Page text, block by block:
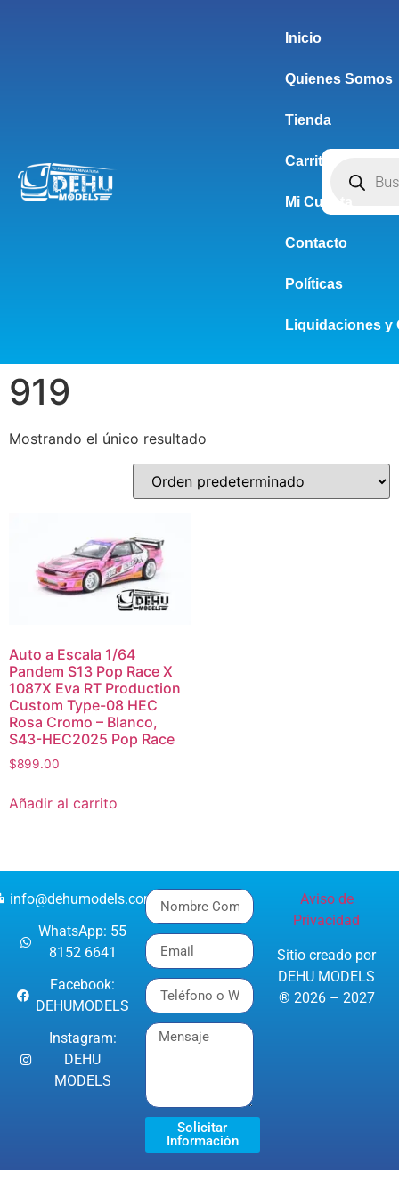
Inicio
Quienes Somos
Tienda
Carrito
Mi Cuenta
Contacto
Políticas
Liquidaciones y
919
Mostrando el único resultado
Auto a Escala 1/64
Pandem S13 Pop Race X
1087X Eva RT Production
Custom Type-08 HEC
Rosa Cromo – Blanco,
S43-HEC2025 Pop Race
$899.00
Añadir al carrito
info@dehumodels.com
WhatsApp: 55
8152 6641
Facebook:
DEHUMODELS
Instagram:
DEHU
MODELS
Solicitar
Información
Aviso de
Privacidad
Sitio creado por
DEHU MODELS
® 2026 – 2027